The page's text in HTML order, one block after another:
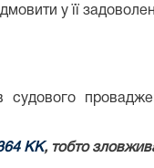
у її
КК, тобто